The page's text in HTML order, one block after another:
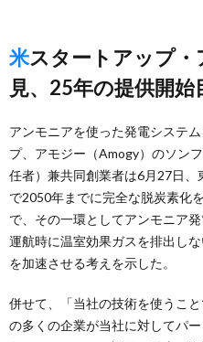
米スタートアップ・アモジーCEOが会
見、25年の提供開始
アンモニアを使った発電システ
プ、アモジー（Amogy）のソン
任者）兼共同創業者は6月27日
で2050年までに完全な脱炭素化
で、その一環としてアンモニア
運航時に温室効果ガスを排出し
を加速させる考えを示した。
併せて、「当社の技術を使うこ
の多くの企業が当社に対してパ